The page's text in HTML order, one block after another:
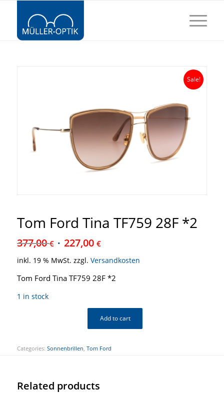
Sale!
Tom Ford Tina TF759 28F *2
377,00€ 227,00 €
inkl. 19 % MwSt. zzgl. Versandkosten
Tom Ford Tina TF759 28F *2
1 in stock
Add to cart
Categories: Sonnenbrillen Tom Ford
Related products